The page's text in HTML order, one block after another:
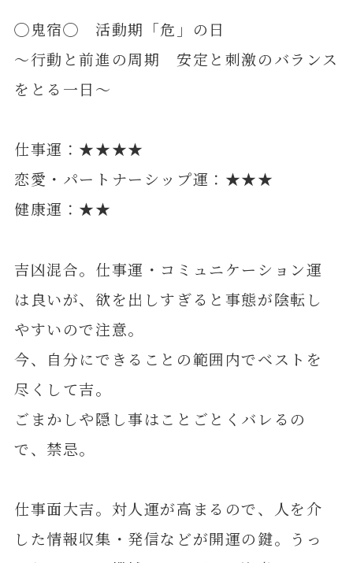
◯鬼宿◯ 活動期「危」の日
～行動と前進の周期 安定と刺激のバランス
をとる一日～
仕事運：★★★★
恋愛・パートナーシップ運：★★★
健康運：★★
吉凶混合。仕事運・コミュニケーション運
は良いが、欲を出しすぎると事態が陰転し
やすいので注意。
今、自分にできることの範囲内でベストを
尽くして吉。
ごまかしや隠し事はことごとくバレるの
で、禁忌。
仕事面大吉。対人運が高まるので、人を介
した情報収集・発信などが開運の鍵。うっ